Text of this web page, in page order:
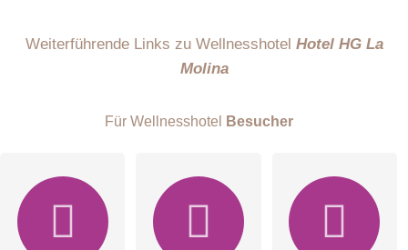
Weiterführende Links zu Wellnesshotel Hotel HG La
Molina
Für Wellnesshotel Besucher